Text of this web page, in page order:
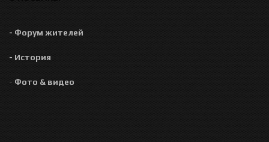
- Форум жителей
- История
- Фото & видео